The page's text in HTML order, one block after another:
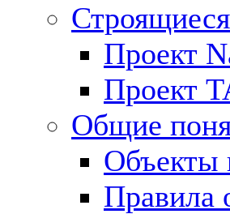
Проект
Проект
Общие
Объекты
Правила